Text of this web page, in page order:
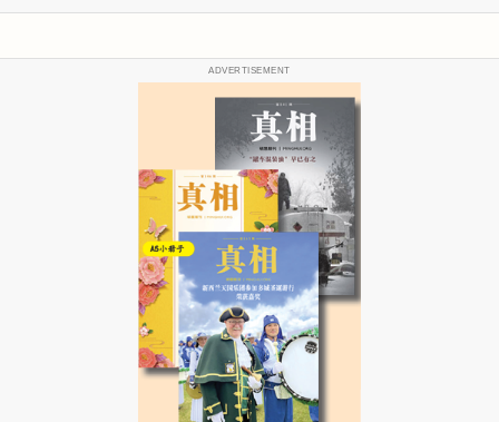
ADVERTISEMENT